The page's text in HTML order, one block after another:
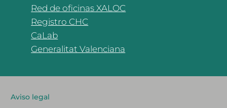
Red de oficinas XALOC
Registro CHC
CaLab
Generalitat Valenciana
Aviso legal